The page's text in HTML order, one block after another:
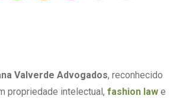
Valverde Advogados, reconhecido
propriedade intelectual, fashion law e